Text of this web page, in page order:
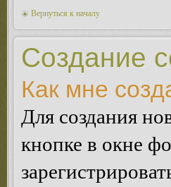
Вернуться к началу
Создание
Как мне
Для создания
кнопке в окне